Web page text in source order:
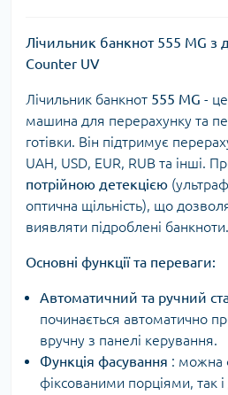
Лічильник банкнот 555 MG з
Counter UV
Лічильник банкнот 555 MG -
машина для перерахунку та
готівки. Він підтримує
UAH, USD, EUR, RUB та інші.
потрійною детекцією
оптична щільність), що
виявляти підроблені банкноти.
Основні функції та переваги:
Автоматичний та ручний
починається автоматично
вручну з панелі керування.
Функція фасування : можна
фіксованими порціями, так